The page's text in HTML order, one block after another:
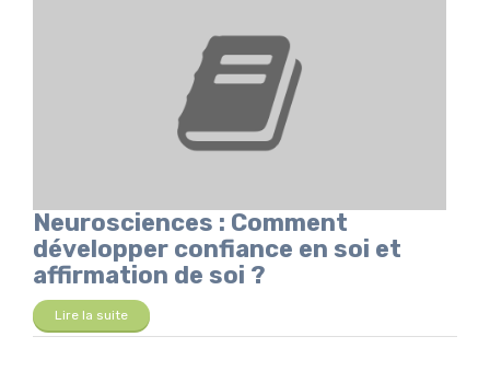
Neurosciences : Comment
développer confiance en soi et
affirmation de soi ?
Lire la suite